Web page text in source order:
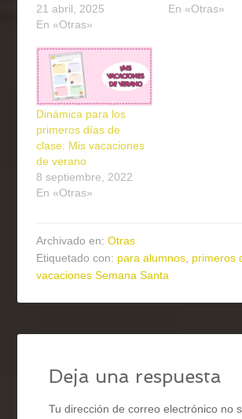
21 abril, 2025
En «Otras»
En «Otras»
Dinámica para los
primeros días de
clase: Mis vacaciones
de verano
8 septiembre, 2022
En «Otras»
Archivado en:Otras
Etiquetado con: para alumnos, primeros
vacaciones Semana Santa
Deja una respuesta
Tu dirección de correo electrónico no